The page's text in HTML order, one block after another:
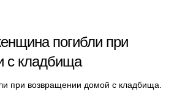
погибли при
с кладбища
при возвращении домой с кладбища.